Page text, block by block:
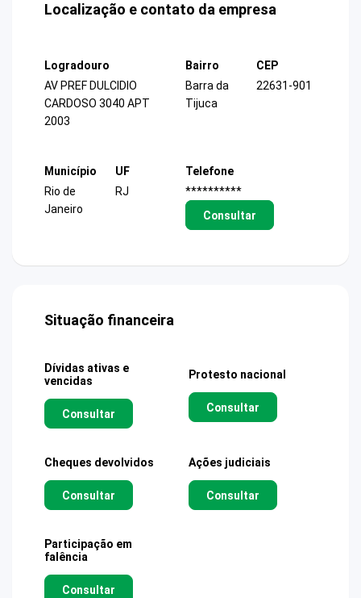
Localização e contato da empresa
Logradouro
AV PREF DULCIDIO
CARDOSO 3040 APT
2003
Bairro
Barra da
Tijuca
CEP
22631-901
Município
Rio de
Janeiro
UF
RJ
Telefone
**********
Consultar
Situação financeira
Dívidas ativas e
vencidas
Consultar
Protesto nacional
Consultar
Cheques devolvidos
Consultar
Ações judiciais
Consultar
Participação em
falência
Consultar